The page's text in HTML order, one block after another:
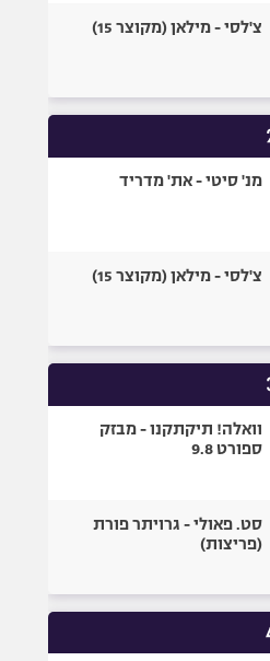
אופניים
כדורמים
פוטבול אמריקאי NFL
בייסבול MLB
צ'לסי - מילאן (מקוצר 15)
מנ' סיטי - את' מדריד
צ'לסי - מילאן (מקוצר 15)
וואלה! תיקתקנו - מבזק
ספורט 9.8
סט. פאולי - גרויתר פורת
(פריצות)